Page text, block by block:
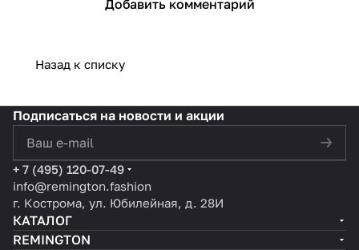
Добавить комментарий
Назад к списку
Подписаться на новости и акции
+ 7 (495) 120-07-49
info@remington.fashion
г. Кострома, ул. Юбилейная, д. 28И
КАТАЛОГ
REMINGTON